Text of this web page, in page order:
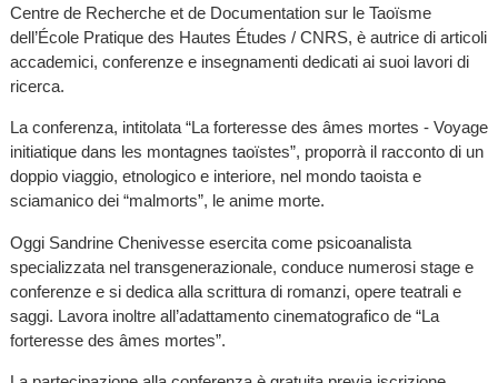
Centre de Recherche et de Documentation sur le Taoïsme
dell’École Pratique des Hautes Études / CNRS, è autrice di articoli
accademici, conferenze e insegnamenti dedicati ai suoi lavori di
ricerca.
La conferenza, intitolata “La forteresse des âmes mortes - Voyage
initiatique dans les montagnes taoïstes”, proporrà il racconto di un
doppio viaggio, etnologico e interiore, nel mondo taoista e
sciamanico dei “malmorts”, le anime morte.
Oggi Sandrine Chenivesse esercita come psicoanalista
specializzata nel transgenerazionale, conduce numerosi stage e
conferenze e si dedica alla scrittura di romanzi, opere teatrali e
saggi. Lavora inoltre all’adattamento cinematografico de “La
forteresse des âmes mortes”.